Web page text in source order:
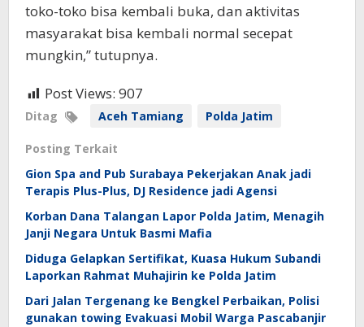
toko-toko bisa kembali buka, dan aktivitas
masyarakat bisa kembali normal secepat
mungkin,” tutupnya.
Post Views: 907
Ditag Aceh Tamiang Polda Jatim
Posting Terkait
Gion Spa and Pub Surabaya Pekerjakan Anak jadi
Terapis Plus-Plus, DJ Residence jadi Agensi
Korban Dana Talangan Lapor Polda Jatim, Menagih
Janji Negara Untuk Basmi Mafia
Diduga Gelapkan Sertifikat, Kuasa Hukum Subandi
Laporkan Rahmat Muhajirin ke Polda Jatim
Dari Jalan Tergenang ke Bengkel Perbaikan, Polisi
gunakan towing Evakuasi Mobil Warga Pascabanjir